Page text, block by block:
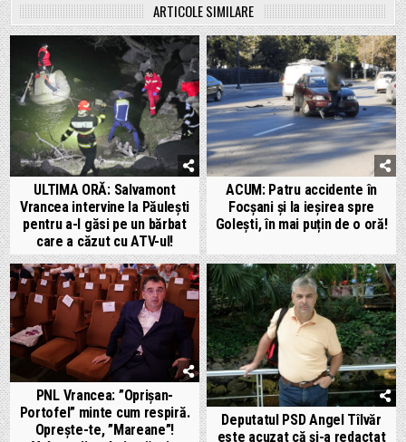
ARTICOLE SIMILARE
ULTIMA ORĂ: Salvamont
Vrancea intervine la Păulești
pentru a-l găsi pe un bărbat
care a căzut cu ATV-ul!
ACUM: Patru accidente în
Focșani și la ieșirea spre
Golești, în mai puțin de o oră!
PNL Vrancea: ”Oprișan-
Portofel” minte cum respiră.
Oprește-te, ”Mareane”!
Deputatul PSD Angel Tîlvăr
este acuzat că și-a redactat